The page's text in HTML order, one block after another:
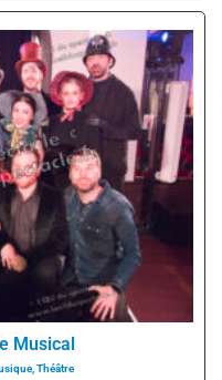
Musical
,Théâtre